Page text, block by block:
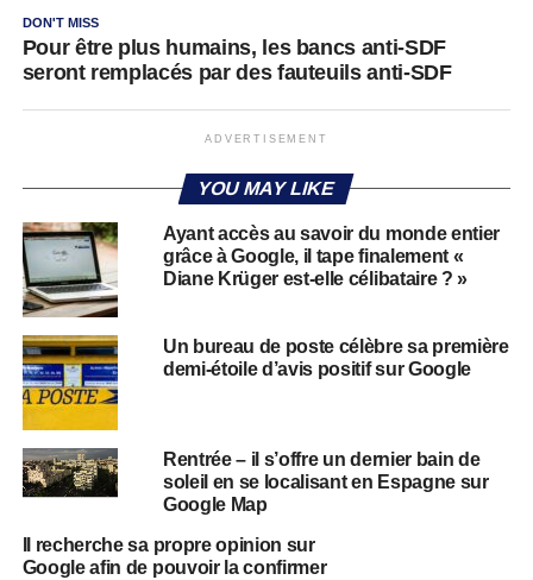
DON'T MISS
Pour être plus humains, les bancs anti-SDF
seront remplacés par des fauteuils anti-SDF
ADVERTISEMENT
YOU MAY LIKE
Ayant accès au savoir du monde entier
grâce à Google, il tape finalement «
Diane Krüger est-elle célibataire ? »
Un bureau de poste célèbre sa première
demi-étoile d’avis positif sur Google
Rentrée – il s’offre un dernier bain de
soleil en se localisant en Espagne sur
Google Map
Il recherche sa propre opinion sur
Google afin de pouvoir la confirmer